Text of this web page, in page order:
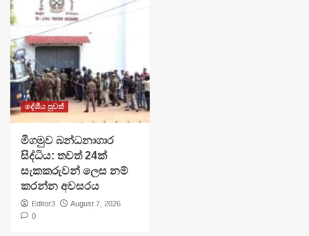
දේශීය පුවත්
මීගමුව බන්ධනාගාර
සිද්ධිය: තවත් 24ක්
සැකකරුවන් ලෙස නම්
කරන්න අවසරය
Editor3
August 7, 2026
0